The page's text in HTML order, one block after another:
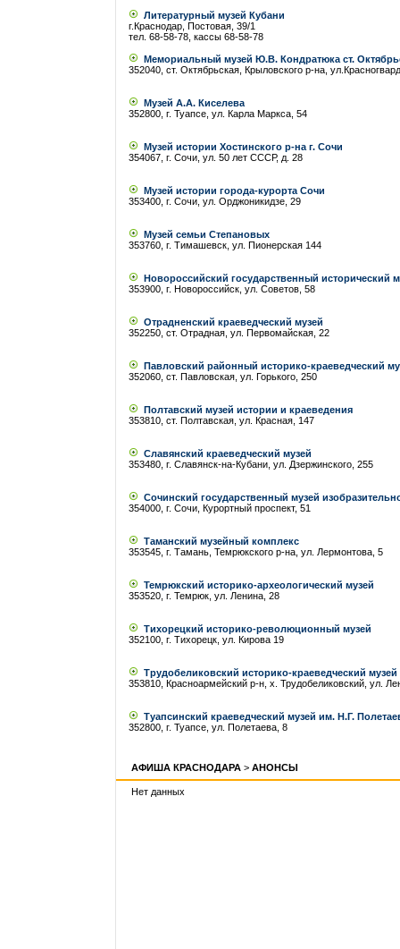
Литературный музей Кубани
г.Краснодар, Постовая, 39/1
тел. 68-58-78, кассы 68-58-78
Мемориальный музей Ю.В. Кондратюка ст.
352040, ст. Октябрьская, Крыловского р-на,
Музей А.А. Киселева
352800, г. Туапсе, ул. Карла Маркса, 54
Музей истории Хостинского р-на г. Сочи
354067, г. Сочи, ул. 50 лет СССР, д. 28
Музей истории города-курорта Сочи
353400, г. Сочи, ул. Орджоникидзе, 29
Музей семьи Степановых
353760, г. Тимашевск, ул. Пионерская 144
Новороссийский государственный исторический
353900, г. Новороссийск, ул. Советов, 58
Отрадненский краеведческий музей
352250, ст. Отрадная, ул. Первомайская, 22
Павловский районный историко-краеведческий
352060, ст. Павловская, ул. Горького, 250
Полтавский музей истории и краеведения
353810, ст. Полтавская, ул. Красная, 147
Славянский краеведческий музей
353480, г. Славянск-на-Кубани, ул. Дзержинского, 255
Сочинский государственный музей
354000, г. Сочи, Курортный проспект, 51
Таманский музейный комплекс
353545, г. Тамань, Темрюкского р-на, ул. Лермонтова, 5
Темрюкский историко-археологический музей
353520, г. Темрюк, ул. Ленина, 28
Тихорецкий историко-революционный музей
352100, г. Тихорецк, ул. Кирова 19
Трудобеликовский историко-краеведческий музей
353810, Красноармейский р-н, х. Трудобеликовский, ул.
Туапсинский краеведческий музей им. Н.Г.
352800, г. Туапсе, ул. Полетаева, 8
АФИША КРАСНОДАРА > АНОНСЫ
Нет данных